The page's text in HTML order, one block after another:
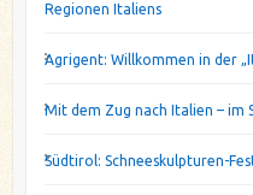
Regionen Italiens
Agrigent: Willkommen in der
Mit dem Zug nach Italien – im
Südtirol: Schneeskulpturen-